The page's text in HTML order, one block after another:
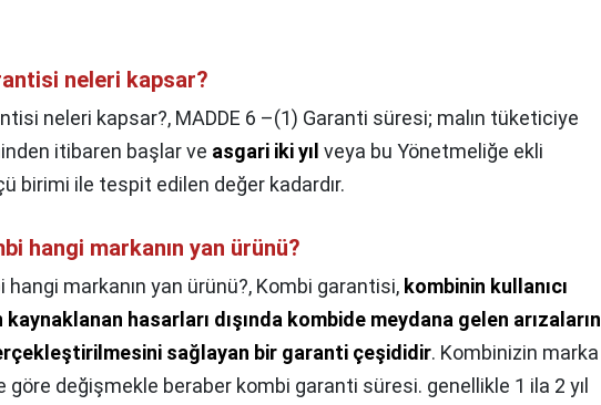
neleri kapsar?
neleri kapsar?, MADDE 6 –(1) Garanti süresi; malın tüketiciye
itibaren başlar ve asgari iki yıl veya bu Yönetmeliğe ekli
birimi ile tespit edilen değer kadardır.
hangi markanın yan ürünü?
markanın yan ürünü?, Kombi garantisi, kombinin kullanıcı
kaynaklanan hasarları dışında kombide meydana gelen arızaların
sağlayan bir garanti çeşididir. Kombinizin marka
göre değişmekle beraber kombi garanti süresi. genellikle 1 ila 2 yıl